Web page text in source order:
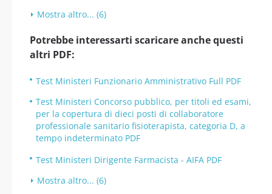
Mostra altro... (6)
Potrebbe interessarti scaricare anche questi
altri PDF:
Test Ministeri Funzionario Amministrativo Full PDF
Test Ministeri Concorso pubblico, per titoli ed esami,
per la copertura di dieci posti di collaboratore
professionale sanitario fisioterapista, categoria D, a
tempo indeterminato PDF
Test Ministeri Dirigente Farmacista - AIFA PDF
Mostra altro... (6)